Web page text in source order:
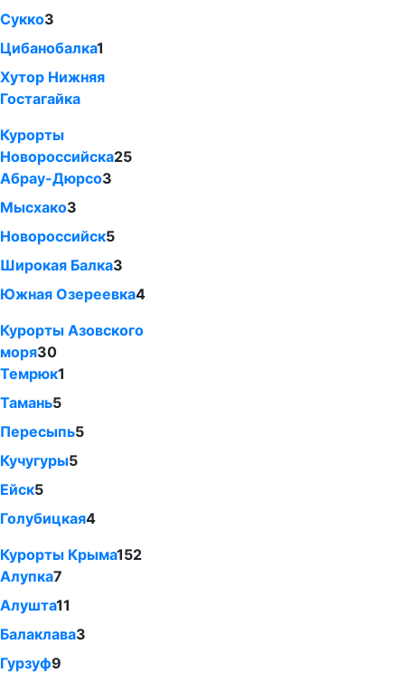
Сукко3
Цибанобалка1
Хутор Нижняя
Гостагайка
Курорты
Новороссийска25
Абрау-Дюрсо3
Мысхако3
Новороссийск5
Широкая Балка3
Южная Озереевка4
Курорты Азовского
моря30
Темрюк1
Тамань5
Пересыпь5
Кучугуры5
Ейск5
Голубицкая4
Курорты Крыма152
Алупка7
Алушта11
Балаклава3
Гурзуф9